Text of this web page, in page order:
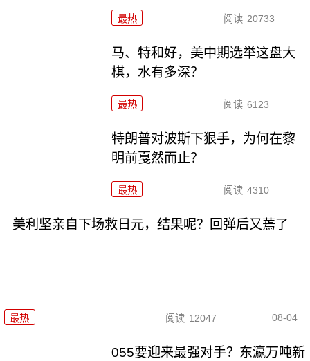
最热 阅读 20733
马、特和好，美中期选举这盘大
棋，水有多深？
最热 阅读 6123
特朗普对波斯下狠手，为何在黎
明前戛然而止？
最热 阅读 4310
美利坚亲自下场救日元，结果呢？回弹后又蔫了
最热 阅读 12047 08-04
055要迎来最强对手？东瀛万吨新